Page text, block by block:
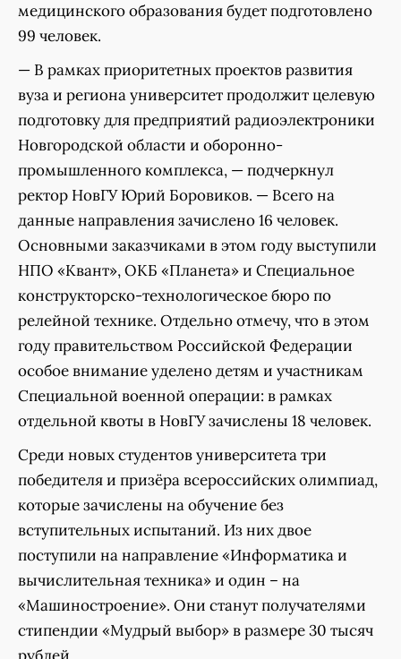
медицинского образования будет подготовлено
99 человек.
— В рамках приоритетных проектов развития
вуза и региона университет продолжит целевую
подготовку для предприятий радиоэлектроники
Новгородской области и оборонно-
промышленного комплекса, — подчеркнул
ректор НовГУ Юрий Боровиков. — Всего на
данные направления зачислено 16 человек.
Основными заказчиками в этом году выступили
НПО «Квант», ОКБ «Планета» и Специальное
конструкторско-технологическое бюро по
релейной технике. Отдельно отмечу, что в этом
году правительством Российской Федерации
особое внимание уделено детям и участникам
Специальной военной операции: в рамках
отдельной квоты в НовГУ зачислены 18 человек.
Среди новых студентов университета три
победителя и призёра всероссийских олимпиад,
которые зачислены на обучение без
вступительных испытаний. Из них двое
поступили на направление «Информатика и
вычислительная техника» и один – на
«Машиностроение». Они станут получателями
стипендии «Мудрый выбор» в размере 30 тысяч